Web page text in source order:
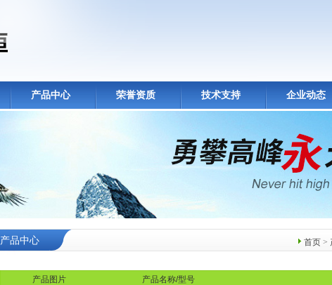
产品中心 荣誉资质 技术支持 企业动态
首页 >
产品中心
产品图片 产品名称/型号